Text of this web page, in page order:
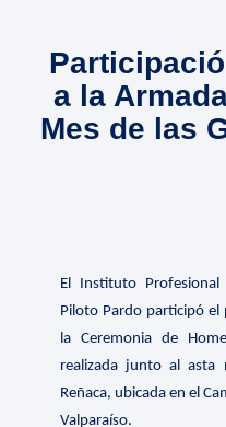
a la
Mes de las
El Instituto
Piloto Pardo participó el
la Ceremonia de
realizada junto al asta
Reñaca, ubicada en el
Valparaíso.